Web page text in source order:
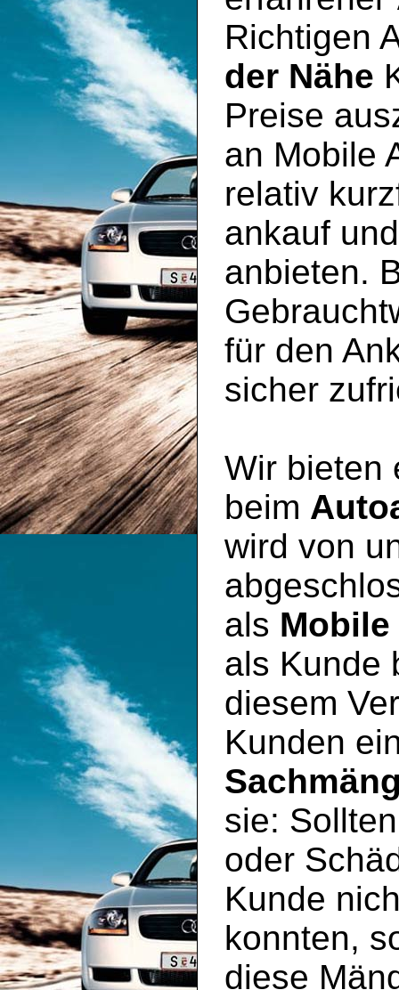
Richtigen
der Nähe
Preise
an Mobile
relativ
ankauf
anbieten.
für den
sicher
Wir bieten
beim
wird von
als
als Kunde
diesem
Kunden
sie:
oder
Kunde
konnten,
diese